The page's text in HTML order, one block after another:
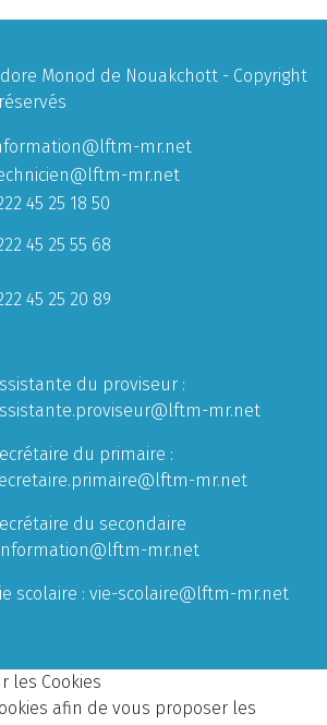
Monod de Nouakchott - Copyright
mr.net
mr.net
45 25 18 50
45 25 55 68
45 25 20 89
du proviseur :
mr.net
du primaire :
mr.net
du secondaire
mr.net
scolaire : vie-scolaire@lftm-mr.net
les Cookies
afin de vous proposer les